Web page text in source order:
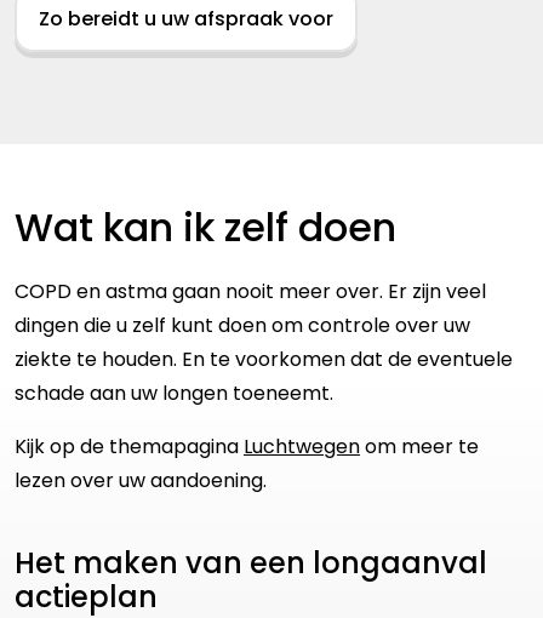
Zo bereidt u uw afspraak voor
Wat kan ik zelf doen
COPD en astma gaan nooit meer over. Er zijn veel
dingen die u zelf kunt doen om controle over uw
ziekte te houden. En te voorkomen dat de eventuele
schade aan uw longen toeneemt.
Kijk op de themapagina Luchtwegenom meer te
lezen over uw aandoening.
Het maken van een longaanval
actieplan